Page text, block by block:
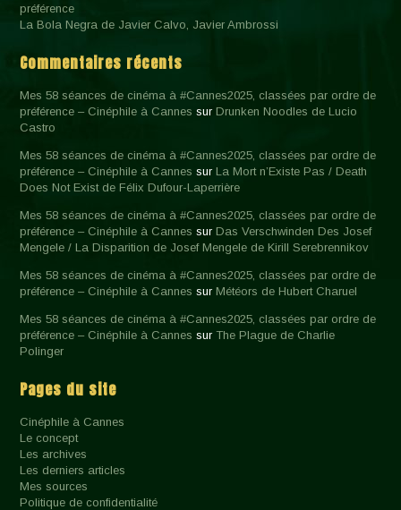
préférence
La Bola Negra de Javier Calvo, Javier Ambrossi
Commentaires récents
Mes 58 séances de cinéma à #Cannes2025, classées par ordre de
préférence – Cinéphile à Cannes surDrunken Noodles de Lucio
Castro
Mes 58 séances de cinéma à #Cannes2025, classées par ordre de
préférence – Cinéphile à Cannes surLa Mort n’Existe Pas / Death
Does Not Exist de Félix Dufour-Laperrière
Mes 58 séances de cinéma à #Cannes2025, classées par ordre de
préférence – Cinéphile à Cannes surDas Verschwinden Des Josef
Mengele / La Disparition de Josef Mengele de Kirill Serebrennikov
Mes 58 séances de cinéma à #Cannes2025, classées par ordre de
préférence – Cinéphile à Cannes surMétéors de Hubert Charuel
Mes 58 séances de cinéma à #Cannes2025, classées par ordre de
préférence – Cinéphile à Cannes surThe Plague de Charlie
Polinger
Pages du site
Cinéphile à Cannes
Le concept
Les archives
Les derniers articles
Mes sources
Politique de confidentialité